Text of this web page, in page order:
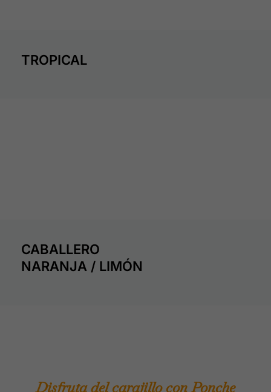
TROPICAL
CABALLERO
NARANJA / LIMÓN
Disfruta del carajillo con Ponche